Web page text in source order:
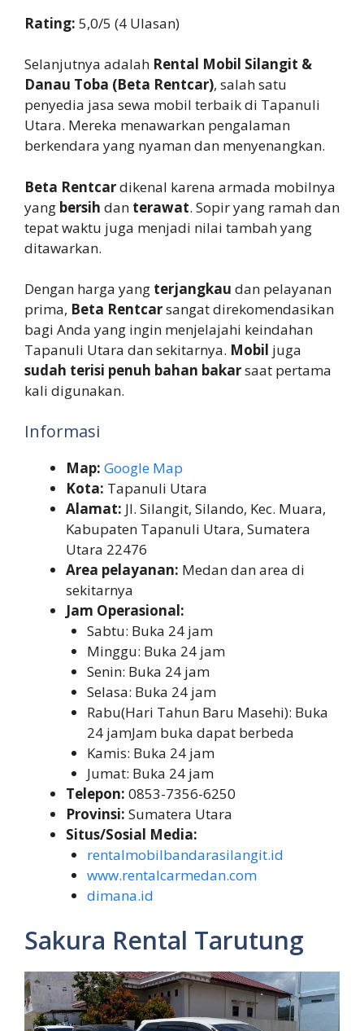
Rating: 5,0/5 (4 Ulasan)
Selanjutnya adalah Rental Mobil Silangit &
Danau Toba (Beta Rentcar), salah satu
penyedia jasa sewa mobil terbaik di Tapanuli
Utara. Mereka menawarkan pengalaman
berkendara yang nyaman dan menyenangkan.
Beta Rentcardikenal karena armada mobilnya
yang bersih dan terawat. Sopir yang ramah dan
tepat waktu juga menjadi nilai tambah yang
ditawarkan.
Dengan harga yang terjangkau dan pelayanan
prima, Beta Rentcarsangat direkomendasikan
bagi Anda yang ingin menjelajahi keindahan
Tapanuli Utara dan sekitarnya. Mobil juga
sudah terisi penuh bahan bakarsaat pertama
kali digunakan.
Informasi
Map: Google Map
Kota: Tapanuli Utara
Alamat: Jl. Silangit, Silando, Kec. Muara,
Kabupaten Tapanuli Utara, Sumatera
Utara 22476
Area pelayanan: Medan dan area di
sekitarnya
Jam Operasional:
Sabtu: Buka 24 jam
Minggu: Buka 24 jam
Senin: Buka 24 jam
Selasa: Buka 24 jam
Rabu(Hari Tahun Baru Masehi): Buka
24 jamJam buka dapat berbeda
Kamis: Buka 24 jam
Jumat: Buka 24 jam
Telepon: 0853-7356-6250
Provinsi: Sumatera Utara
Situs/Sosial Media:
rentalmobilbandarasilangit.id
www.rentalcarmedan.com
dimana.id
Sakura Rental Tarutung